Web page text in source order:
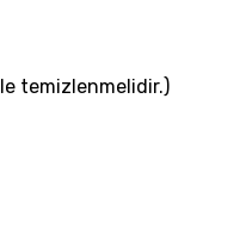
temizlenmelidir.)